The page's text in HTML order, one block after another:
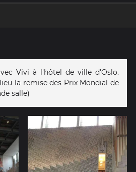
Vivi à l'hôtel de ville d'Oslo.
la remise des Prix Mondial de
salle)